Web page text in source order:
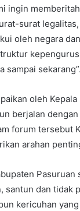
ingin
surat legalitas,
oleh negara
sampai
oleh
berjalan
forum tersebut
arahan
Pasuruan
santun dan tidak
kericuhan